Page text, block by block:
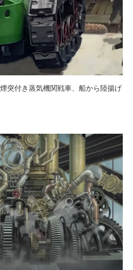
突付き蒸気機関戦車、船から陸揚げ